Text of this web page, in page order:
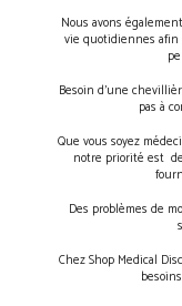
Nous avons
vie quotidiennes afin
Besoin d’une
pas à
Que vous soyez
notre priorité est
Des problèmes de
Chez Shop Medical